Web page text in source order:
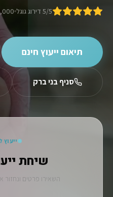
5/5 דירוג גוגל 8,000+
תיאום ייעוץ חינם
סניף בני ברק
ייעוץ
שיחת
השאירו פרטים ונחזור